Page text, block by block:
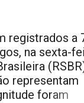
registrados a
na sexta-
representam
foram